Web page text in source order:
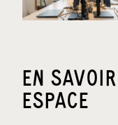
EN
ESPACE